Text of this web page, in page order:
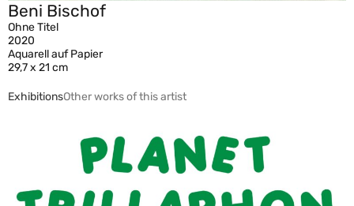
Beni Bischof
Ohne Titel
2020
Aquarell auf Papier
29,7 x 21 cm
ExhibitionsOther works of this artist